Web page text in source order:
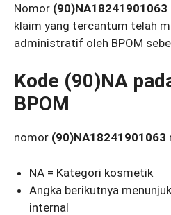
Nomor (90)NA18241901063
klaim yang tercantum telah
administratif oleh BPOM
Kode (90)NA
BPOM
nomor (90)NA18241901063
NA = Kategori kosmetik
Angka berikutnya
internal